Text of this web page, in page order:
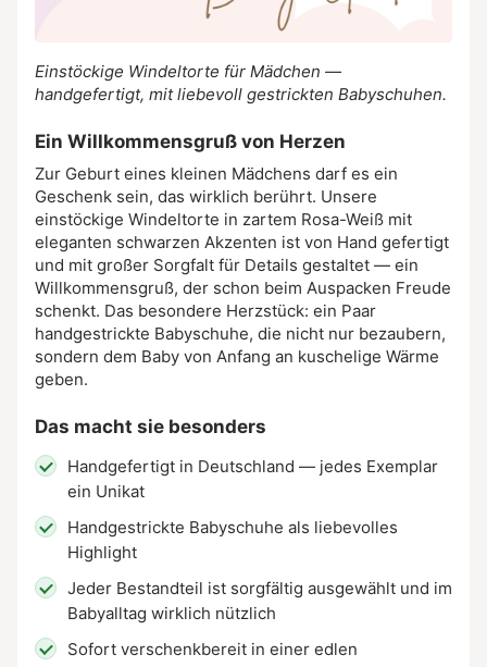
Einstöckige Windeltorte für Mädchen —
handgefertigt, mit liebevoll gestrickten Babyschuhen.
Ein Willkommensgruß von Herzen
Zur Geburt eines kleinen Mädchens darf es ein
Geschenk sein, das wirklich berührt. Unsere
einstöckige Windeltorte in zartem Rosa-Weiß mit
eleganten schwarzen Akzenten ist von Hand gefertigt
und mit großer Sorgfalt für Details gestaltet — ein
Willkommensgruß, der schon beim Auspacken Freude
schenkt. Das besondere Herzstück: ein Paar
handgestrickte Babyschuhe, die nicht nur bezaubern,
sondern dem Baby von Anfang an kuschelige Wärme
geben.
Das macht sie besonders
Handgefertigt in Deutschland — jedes Exemplar
ein Unikat
Handgestrickte Babyschuhe als liebevolles
Highlight
Jeder Bestandteil ist sorgfältig ausgewählt und im
Babyalltag wirklich nützlich
Sofort verschenkbereit in einer edlen